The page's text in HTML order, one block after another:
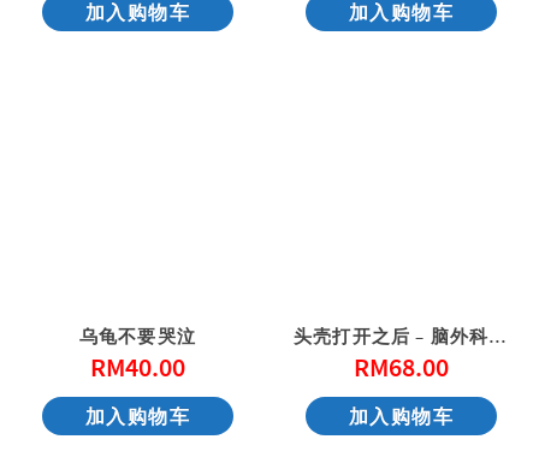
加入购物车 加入购物车
乌龟不要哭泣
RM40.00
加入购物车
头壳打开之后 – 脑外科医师的冷静与热情
RM68.00
加入购物车